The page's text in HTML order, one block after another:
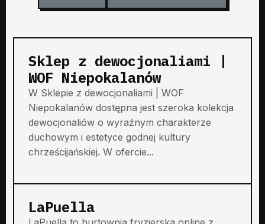
Sklep z dewocjonaliami |
WOF Niepokalanów
W Sklepie z dewocjonaliami | WOF
Niepokalanów dostępna jest szeroka kolekcja
dewocjonaliów o wyraźnym charakterze
duchowym i estetyce godnej kultury
chrześcijańskiej. W ofercie...
LaPuella